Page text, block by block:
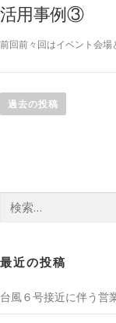
活用事例③
前回前々回はイベント会
稿
シ
過去の投稿
索:
最近の投稿
台風６号接近に伴う営